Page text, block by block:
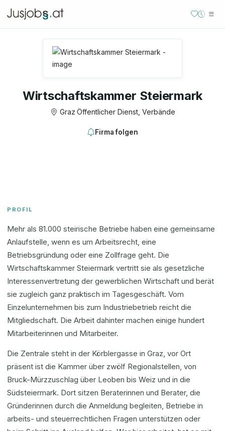
Wirtschaftskammer Steiermark
Graz·Öffentlicher Dienst, Verbände
Firma folgen
PROFIL
Mehr als 81.000 steirische Betriebe haben eine gemeinsame
Anlaufstelle, wenn es um Arbeitsrecht, eine
Betriebsgründung oder eine Zollfrage geht. Die
Wirtschaftskammer Steiermark vertritt sie als gesetzliche
Interessenvertretung der gewerblichen Wirtschaft und berät
sie zugleich ganz praktisch im Tagesgeschäft. Vom
Einzelunternehmen bis zum Industriebetrieb reicht die
Mitgliedschaft. Die Arbeit dahinter machen einige hundert
Mitarbeiterinnen und Mitarbeiter.
Die Zentrale steht in der Körblergasse in Graz, vor Ort
präsent ist die Kammer über zwölf Regionalstellen, von
Bruck-Mürzzuschlag über Leoben bis Weiz und in die
Südsteiermark. Dort sitzen Beraterinnen und Berater, die
Gründerinnen durch die Anmeldung begleiten, Betriebe in
arbeits- und steuerrechtlichen Fragen unterstützen oder